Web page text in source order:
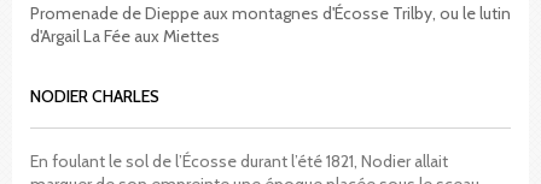
Promenade de Dieppe aux montagnes d'Écosse Trilby, ou le lutin
d'Argail La Fée aux Miettes
NODIER CHARLES
En foulant le sol de l’Écosse durant l’été 1821, Nodier allait